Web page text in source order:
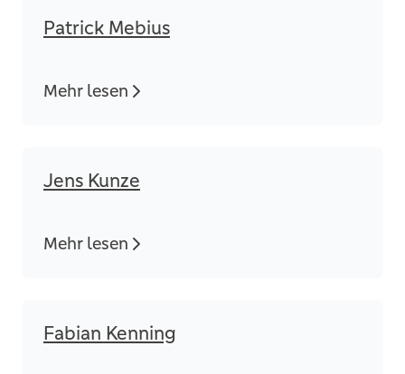
Patrick Mebius
Mehr lesen
Jens Kunze
Mehr lesen
Fabian Kenning